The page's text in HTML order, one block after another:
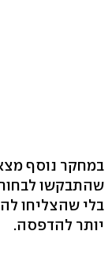
במחקר נוסף
שהתבקשו לבחור
בלי שהצליחו
יותר להדפסה.